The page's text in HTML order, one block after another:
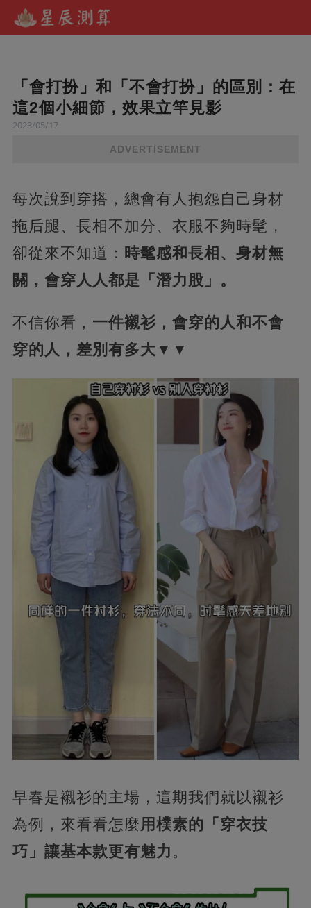
「會打扮」和「不會打扮」的區別：在
這2個小細節，效果立竿見影
2023/05/17
ADVERTISEMENT
每次說到穿搭，總會有人抱怨自己身材
拖后腿、長相不加分、衣服不夠時髦，
卻從來不知道： 時髦感和長相、身材無
關，會穿人人都是「潛力股」。
不信你看， 一件襯衫，會穿的人和不會
穿的人，差別有多大▼▼
早春是襯衫的主場，這期我們就以襯衫
為例，來看看怎麼用樸素的「穿衣技
巧」讓基本款更有魅力 。